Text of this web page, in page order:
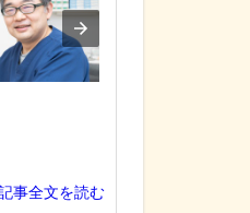
事全文を読む